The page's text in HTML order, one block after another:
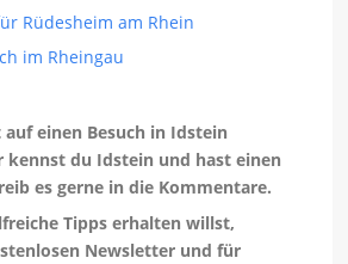
Rüdesheim am Rhein
im Rheingau
einen Besuch in Idstein
kennst du Idstein und hast einen
es gerne in die Kommentare.
Tipps erhalten willst,
Newsletter und für